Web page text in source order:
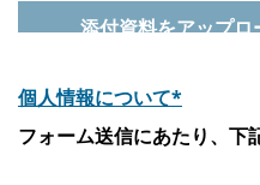
個人情報について*
フォーム送信にあたり、下